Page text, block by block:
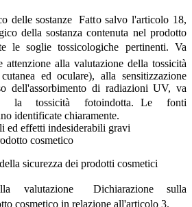
delle sostanze Fatto salvo l'articolo 18,
della sostanza contenuta nel prodotto
le soglie tossicologiche pertinenti. Va
attenzione alla valutazione della tossicità
ed oculare), alla sensitizzazione
dell'assorbimento di radiazioni UV, va
la tossicità fotoindotta. Le fonti
identificate chiaramente.
ed effetti indesiderabili gravi
cosmetico
sicurezza dei prodotti cosmetici
valutazione Dichiarazione sulla
cosmetico in relazione all'articolo 3.